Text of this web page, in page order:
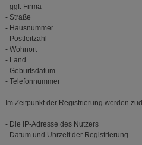
- ggf. Firma
- Straße
- Hausnummer
- Postleitzahl
- Wohnort
- Land
- Geburtsdatum
- Telefonnummer
Im Zeitpunkt der Registrierung werden
- Die IP-Adresse des Nutzers
- Datum und Uhrzeit der Registrierung